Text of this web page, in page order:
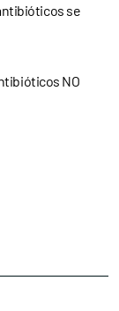
se
NO